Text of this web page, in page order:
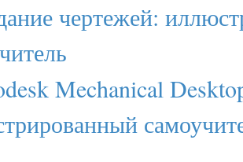
чертежей:
Mechanical